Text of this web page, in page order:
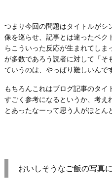
つまり今回の問題はタイトルがシ
像を巡らせ、記事とは違ったベ
らこういった反応が生まれてし
が多数であろう読者に対して「そ
ていうのは、やっぱり難しいんで
もちろんこれはブログ記事のタイ
すごく参考になるというか、考え
とあったなーって思う人がほとん
おいしそうなご飯の写真